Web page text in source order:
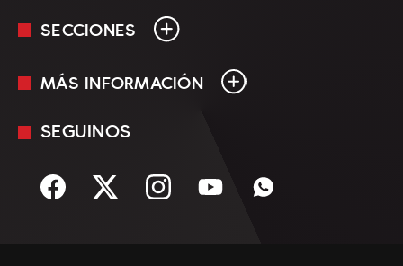
SECCIONES
En Vivo
Sociedad
MÁS INFORMACIÓN
Mediakit
Términos y condiciones
SEGUINOS